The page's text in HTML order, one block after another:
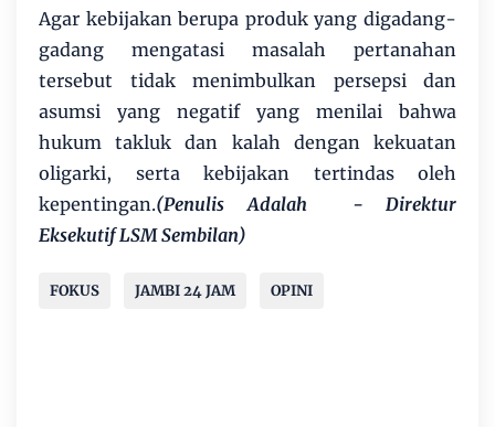
Agar kebijakan berupa produk yang digadang-
gadang mengatasi masalah pertanahan
tersebut tidak menimbulkan persepsi dan
asumsi yang negatif yang menilai bahwa
hukum takluk dan kalah dengan kekuatan
oligarki, serta kebijakan tertindas oleh
kepentingan.(Penulis Adalah - Direktur
Eksekutif LSM Sembilan)
FOKUS JAMBI 24 JAM OPINI